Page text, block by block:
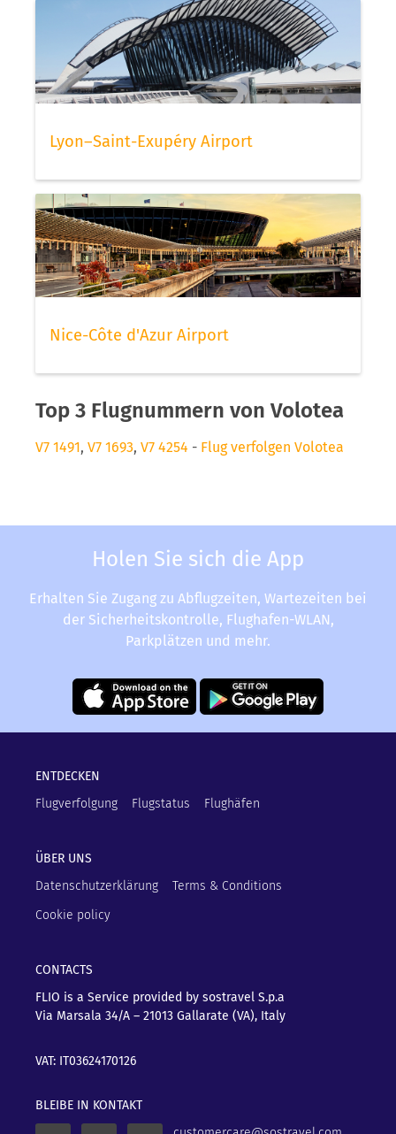
Lyon–Saint-Exupéry Airport
Nice-Côte d'Azur Airport
Top 3 Flugnummern von Volotea
V7 1491, V7 1693, V7 4254 - Flug verfolgen Volotea
Holen Sie sich die App
Erhalten Sie Zugang zu Abflugzeiten, Wartezeiten bei
der Sicherheitskontrolle, Flughafen-WLAN,
Parkplätzen und mehr.
ENTDECKEN
Flugverfolgung
Flugstatus Flughäfen
ÜBER UNS
Datenschutzerklärung
Terms & Conditions
Cookie policy
CONTACTS
FLIO is a Service provided by sostravel S.p.a
Via Marsala 34/A – 21013 Gallarate (VA), Italy
VAT: IT03624170126
BLEIBE IN KONTAKT